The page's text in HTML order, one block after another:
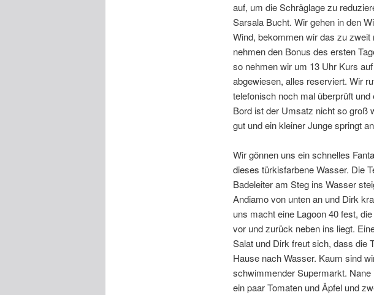
auf, um die Schräglage zu
Sarsala Bucht. Wir gehen in den
Wind, bekommen wir das zu
nehmen den Bonus des ersten
so nehmen wir um 13 Uhr Kurs
abgewiesen, alles reserviert. Wir
telefonisch noch mal überprüft
Bord ist der Umsatz nicht so groß
gut und ein kleiner Junge springt
Wir gönnen uns ein schnelles
dieses türkisfarbene Wasser. Die
Badeleiter am Steg ins Wasser
Andiamo von unten an und Dirk
uns macht eine Lagoon 40 fest,
vor und zurück neben ins liegt.
Salat und Dirk freut sich, dass die
Hause nach Wasser. Kaum sind
schwimmender Supermarkt.
ein paar Tomaten und Äpfel und